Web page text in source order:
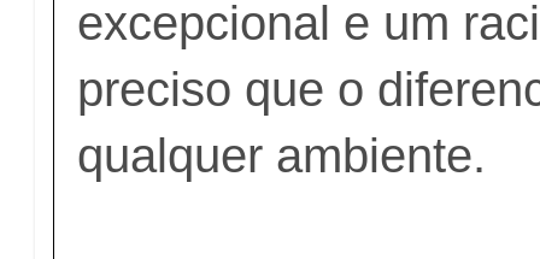
excepcional e um
preciso que o
qualquer ambiente.